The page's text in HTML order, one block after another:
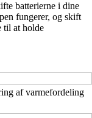
batterierne i dine
fungerer, og skift
til at holde
af varmefordeling